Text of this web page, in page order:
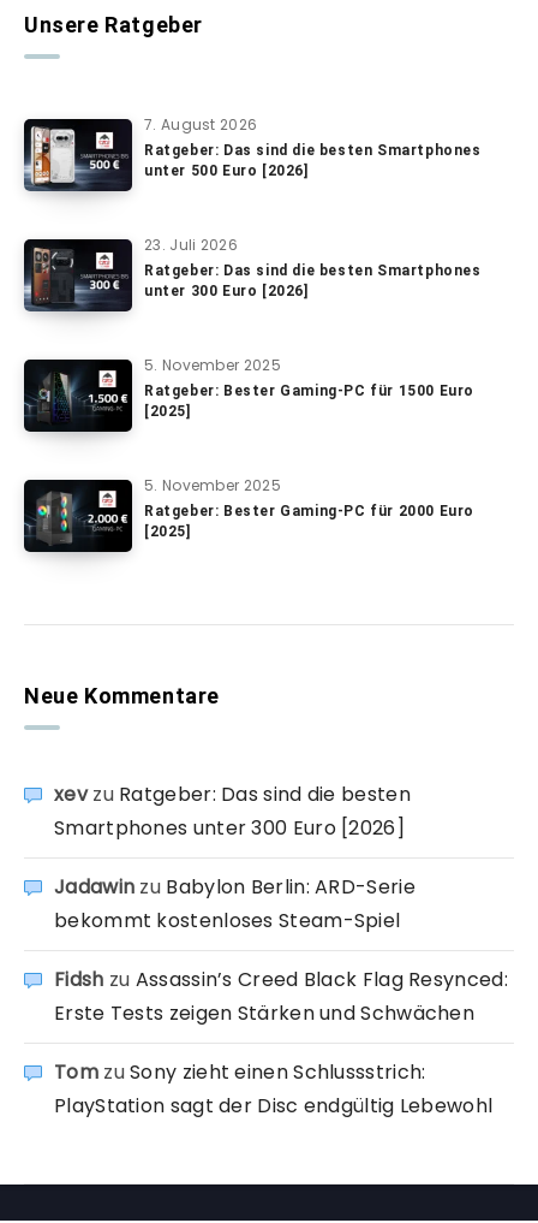
Unsere Ratgeber
7. August 2026
Ratgeber: Das sind die besten Smartphones
unter 500 Euro [2026]
23. Juli 2026
Ratgeber: Das sind die besten Smartphones
unter 300 Euro [2026]
5. November 2025
Ratgeber: Bester Gaming-PC für 1500 Euro
[2025]
5. November 2025
Ratgeber: Bester Gaming-PC für 2000 Euro
[2025]
Neue Kommentare
xevzu Ratgeber: Das sind die besten
Smartphones unter 300 Euro [2026]
Jadawin zu Babylon Berlin: ARD-Serie
bekommt kostenloses Steam-Spiel
Fidsh zu Assassin’s Creed Black Flag Resynced:
Erste Tests zeigen Stärken und Schwächen
TomzuSony zieht einen Schlussstrich:
PlayStation sagt der Disc endgültig Lebewohl